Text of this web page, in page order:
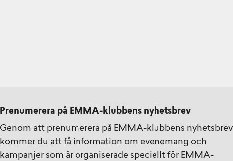
Prenumerera på EMMA-klubbens nyhetsbrev
Genom att prenumerera på EMMA-klubbens nyhetsbrev
kommer du att få information om evenemang och
kampanjer som är organiserade speciellt för EMMA-